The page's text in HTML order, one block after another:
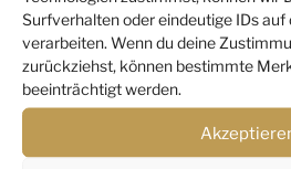
Surfverhalten oder eindeutige IDs auf
verarbeiten. Wenn du deine
zurückziehst, können bestimmte
beeinträchtigt werden.
Auch spätere Termine